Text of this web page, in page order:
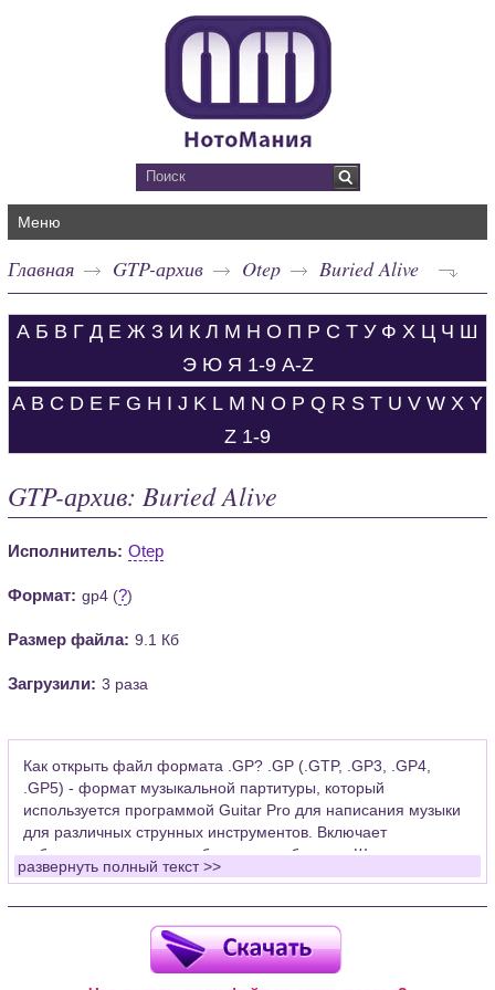
Меню
Главная GTP-архив Otep Buried Alive
А Б В Г Д Е Ж З И К Л М Н О П Р С Т У Ф Х Ц Ч Ш
Э Ю Я 1-9 A-Z
A B C D E F G H I J K L M N O P Q R S T U V W X Y
Z 1-9
GTP-архив: Buried Alive
Исполнитель: Otep
Формат: gp4 (?)
Размер файла: 9.1 Кб
Загрузили: 3 раза
Как открыть файл формата .GP? .GP (.GTP, .GP3, .GP4,
.GP5) - формат музыкальной партитуры, который
используется программой Guitar Pro для написания музыки
для различных струнных инструментов. Включает
табулатуры для гитары, бас-гитары, банджо. Широко
применяется для создания партитур, которые затем
Для открытия нот этого формата Вам необходимо
установить у себя на рабочем компьютере программу Guitar
Pro (желательно, последней версии). Скачать её можно с
развернуть полный текст >>